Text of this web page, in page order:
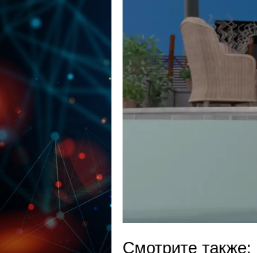
Смотрите также: